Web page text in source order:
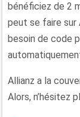
bénéficiez de 2
peut se faire sur
besoin de code
Allianz a la
Alors, n’hésitez